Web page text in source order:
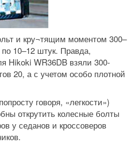
и кру¬тящим моментом 300–
10–12 штук. Правда,
Hikoki WR36DB взяли 300-
20, а с учетом особо плотной
говоря, «легкости»)
открутить колесные болты
у седанов и кроссоверов